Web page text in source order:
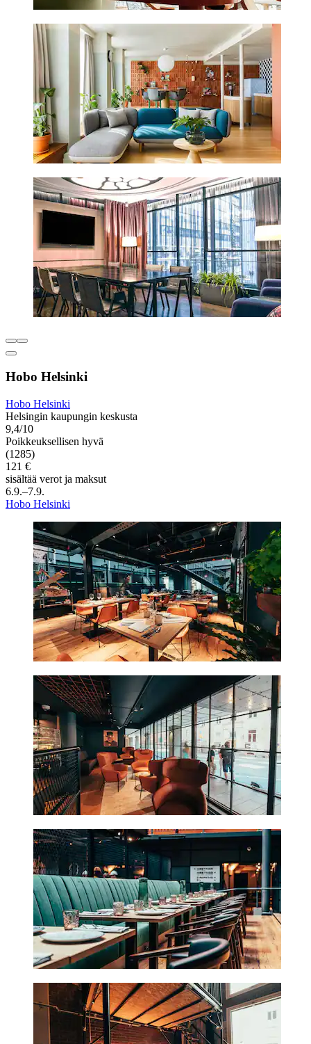
Hobo Helsinki
Hobo Helsinki
Helsingin kaupungin keskusta
9,4/10
Poikkeuksellisen hyvä
(1285)
121 €
sisältää verot ja maksut
6.9.–7.9.
Hobo Helsinki